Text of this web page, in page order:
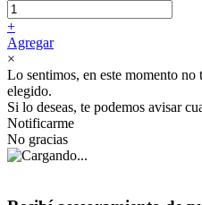
+
Agregar
×
Lo sentimos, en este momento
elegido.
Si lo deseas, te podemos avisar
Notificarme
No gracias